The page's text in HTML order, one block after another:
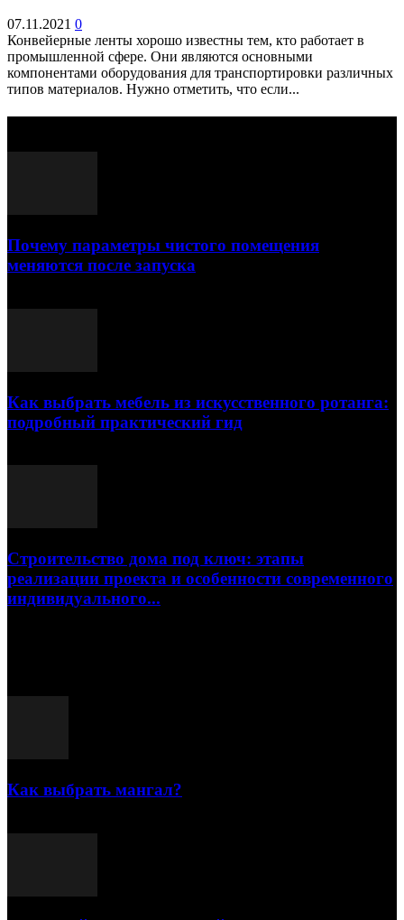
07.11.2021 0
Конвейерные ленты хорошо известны тем, кто работает в
промышленной сфере. Они являются основными
компонентами оборудования для транспортировки различных
типов материалов. Нужно отметить, что если...
Почему параметры чистого помещения
меняются после запуска
Как выбрать мебель из искусственного ротанга:
подробный практический гид
Строительство дома под ключ: этапы
реализации проекта и особенности современного
индивидуального...
Как выбрать мангал?